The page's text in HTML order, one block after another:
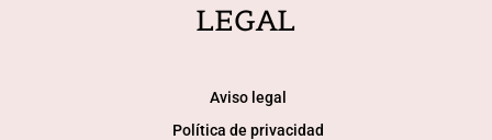
LEGAL
Aviso legal
Política de privacidad